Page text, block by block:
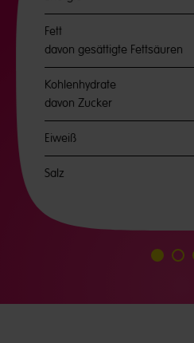
Fett
davon gesättigte Fettsäuren
Kohlenhydrate
davon Zucker
Eiweiß
Salz
Go
1
Go
2